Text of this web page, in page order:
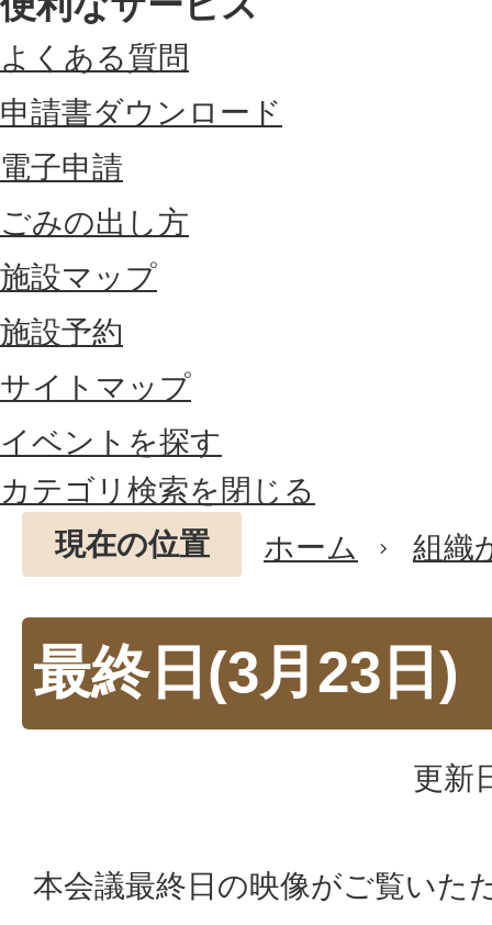
よくある質問
申請書ダウンロード
電子申請
ごみの出し方
施設マップ
施設予約
サイトマップ
イベントを探す
カテゴリ検索を閉じる
現在の位置
ホーム 組織
最終日(3月23日)
更新
本会議最終日の映像がご覧いた